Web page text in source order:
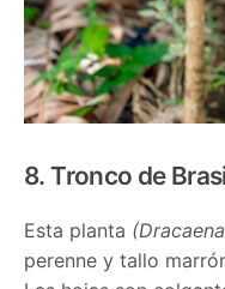
8. Tronco de
Esta planta
perenne y tallo